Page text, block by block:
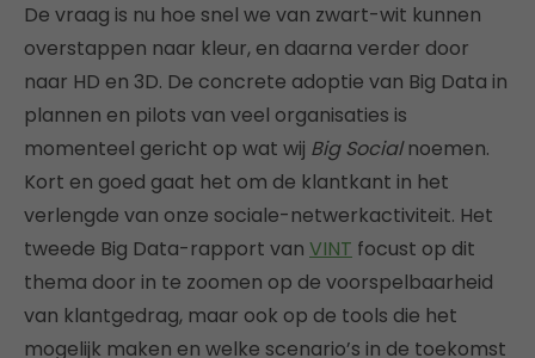
De vraag is nu hoe snel we van zwart-wit kunnen
overstappen naar kleur, en daarna verder door
naar HD en 3D. De concrete adoptie van Big Data in
plannen en pilots van veel organisaties is
momenteel gericht op wat wij Big Socialnoemen.
Kort en goed gaat het om de klantkant in het
verlengde van onze sociale-netwerkactiviteit. Het
tweede Big Data-rapport van VINT focust op dit
thema door in te zoomen op de voorspelbaarheid
van klantgedrag, maar ook op de tools die het
mogelijk maken en welke scenario’s in de toekomst